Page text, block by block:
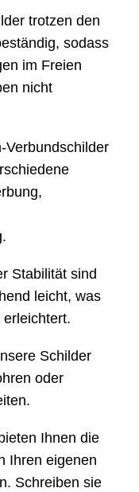
trotzen den
sodass
im Freien
nicht
Verbundschilder
Stabilität sind
leicht, was
Schilder
oder
Ihnen die
Ihren eigenen
Schreiben sie